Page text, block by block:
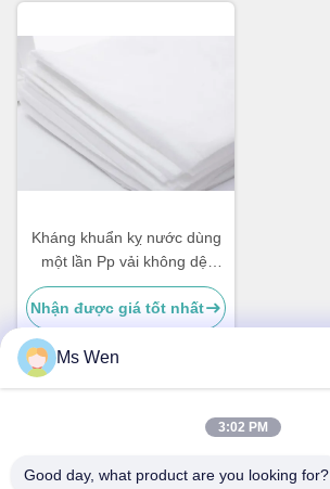
Kháng khuẩn kỵ nước dùng
một lần Pp vải không dệt
bệnh viện
Nhận được giá tốt nhất
Địa chỉ
Ms Wen
3:02 PM
Good day, what product are you looking for?